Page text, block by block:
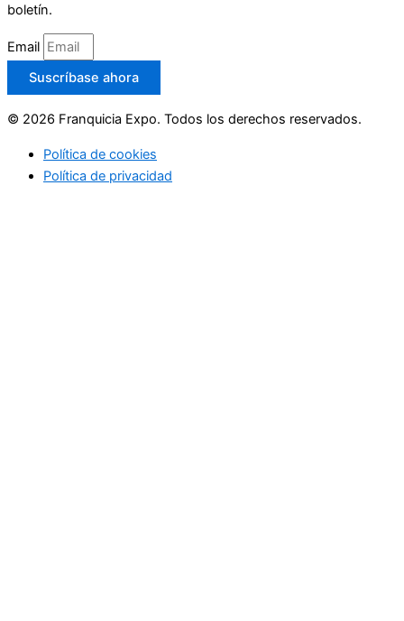
boletín.
Email
Suscríbase ahora
© 2026 Franquicia Expo. Todos los derechos reservados.
Política de cookies
Política de privacidad